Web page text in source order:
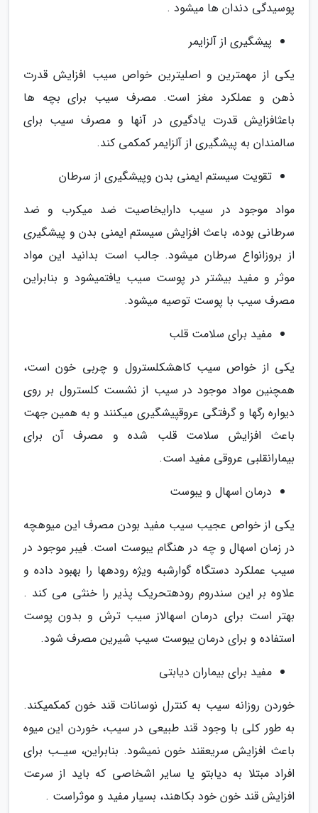
پوسیدگی دندان ها میشود .
پیشگیری از آلزایمر
یکی از مهمترین و اصلیترین خواص سیب افزایش قدرت
ذهن و عملکرد مغز است. مصرف سیب برای بچه ها
باعثافزایش قدرت یادگیری در آنها و مصرف سیب برای
سالمندان به پیشگیری از آلزایمر کمکمی کند.
تقویت سیستم ایمنی بدن وپیشگیری از سرطان
مواد موجود در سیب دارایخاصیت ضد میکرب و ضد
سرطانی بوده، باعث افزایش سیستم ایمنی بدن و پیشگیری
از بروزانواع سرطان میشود. جالب است بدانید این مواد
موثر و مفید بیشتر در پوست سیب یافتمیشود و بنابراین
مصرف سیب با پوست توصیه میشود.
مفید برای سلامت قلب
یکی از خواص سیب کاهشکلسترول و چربی خون است،
همچنین مواد موجود در سیب از نشست کلسترول بر روی
دیواره رگها و گرفتگی عروقپیشگیری میکنند و به همین جهت
باعث افزایش سلامت قلب شده و مصرف آن برای
بیمارانقلبی عروقی مفید است.
درمان اسهال و یبوست
یکی از خواص عجیب سیب مفید بودن مصرف این میوهچه
در زمان اسهال و چه در هنگام یبوست است. فیبر موجود در
سیب عملکرد دستگاه گوارشبه ویژه رودهها را بهبود داده و
علاوه بر این سندروم رودهتحریک پذیر را خنثی می کند .
بهتر است برای درمان اسهالاز سیب ترش و بدون پوست
استفاده و برای درمان یبوست سیب شیرین مصرف شود.
مفید برای بیماران دیابتی
خوردن روزانه سیب به کنترل نوسانات قند خون کمکمیکند.
به طور کلی با وجود قند طبیعی در سیب، خوردن این میوه
باعث افزایش سریعقند خون نمیشود. بنابراین، سیـب برای
افراد مبتلا به دیابتو یا سایر اشخاصی که باید از سرعت
افزایش قند خون خود بکاهند، بسیار مفید و موثراست .